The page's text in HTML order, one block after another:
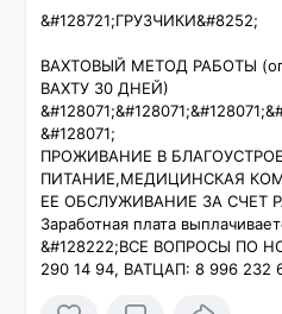
&#128721;ГРУЗЧИКИ&#8252;
ВАХТОВЫЙ МЕТОД РАБОТЫ
ВАХТУ 30 ДНЕЙ)
&#128071;
ПРОЖИВАНИЕ В
ПИТАНИЕ,МЕДИЦИНСКАЯ
ЕЕ ОБСЛУЖИВАНИЕ ЗА СЧЕТ
Заработная плата
&#128222;ВСЕ ВОПРОСЫ ПО
290 14 94, ВАТЦАП: 8 996 232